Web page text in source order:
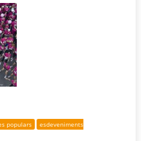
populars
esdeveniments